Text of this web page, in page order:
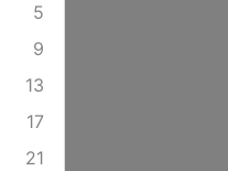
5
9
13
17
21